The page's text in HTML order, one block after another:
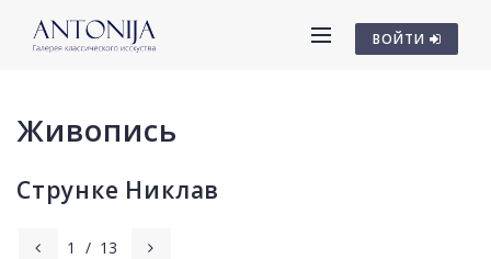
ВОЙТИ
Живопись
Струнке Никлав
1 / 13